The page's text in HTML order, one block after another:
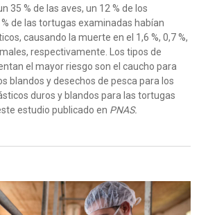
35 % de las aves, un 12 % de los
de las tortugas examinadas habían
causando la muerte en el 1,6 %, 0,7 %,
respectivamente. Los tipos de
el mayor riesgo son el caucho para
blandos y desechos de pesca para los
duros y blandos para las tortugas
estudio publicado en PNAS.